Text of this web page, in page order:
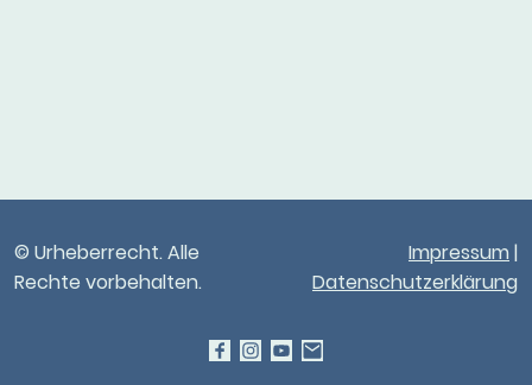
© Urheberrecht. Alle
Rechte vorbehalten.
Impressum |
Datenschutzerklärung